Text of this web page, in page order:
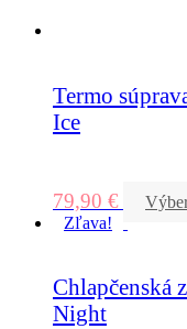
Termo
Ice
79,90 €
Zľava!
Chlapčenská
Night